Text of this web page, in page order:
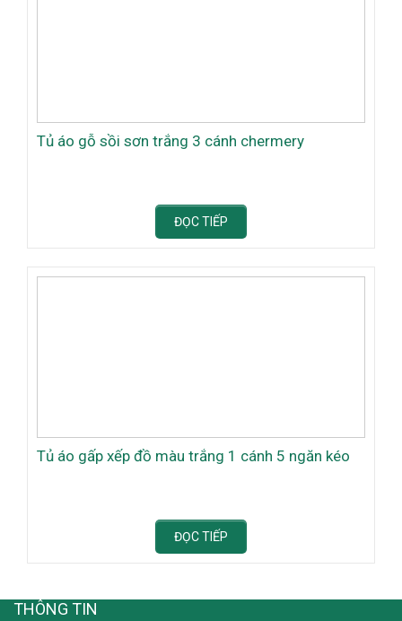
Tủ áo gỗ sồi sơn trắng 3 cánh chermery
ĐỌC TIẾP
Tủ áo gấp xếp đồ màu trắng 1 cánh 5 ngăn kéo
ĐỌC TIẾP
THÔNG TIN